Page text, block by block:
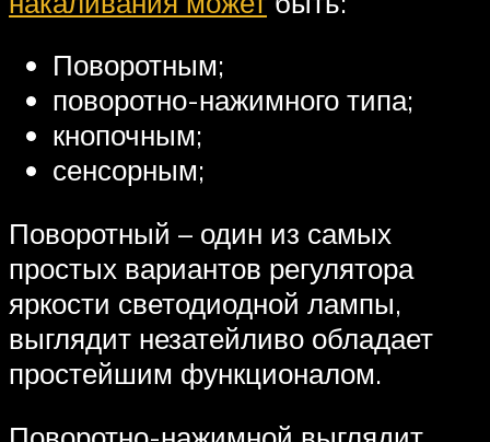
Поворотным;
поворотно-нажимного типа;
кнопочным;
сенсорным;
Поворотный – один из самых
простых вариантов регулятора
яркости светодиодной лампы,
выглядит незатейливо обладает
простейшим функционалом.